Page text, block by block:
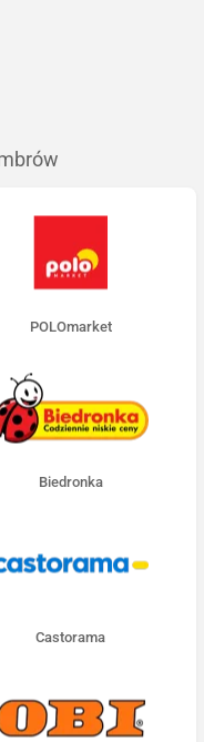
POLOmarket
Biedronka
Castorama